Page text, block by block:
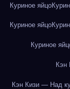
Куриное яйцо
Куриное яйцо
Куриное
Кэн
Кэн Кизи — Над